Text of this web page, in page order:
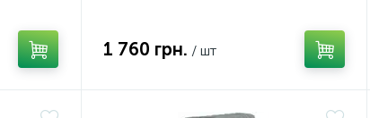
1 760 грн. / шт